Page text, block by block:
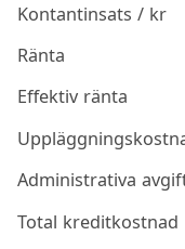
Kontantinsats / kr
Ränta
Effektiv ränta
Administrativa
Total kreditkostnad